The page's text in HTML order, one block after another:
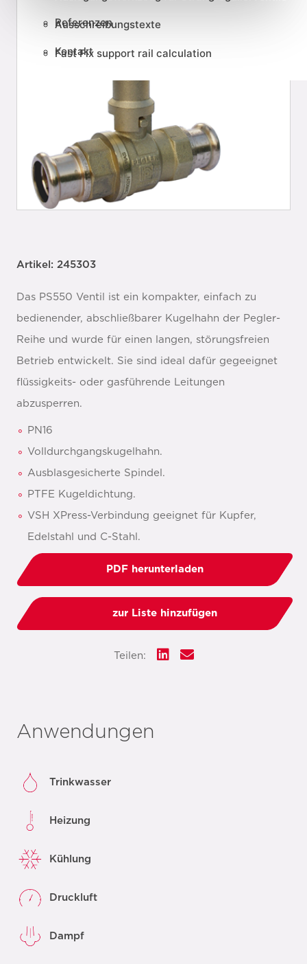
Ausschreibungstexte
Fast Fix support rail calculation
Referenzen
Kontakt
Artikel: 245303
Das PS550 Ventil ist ein kompakter, einfach zu
bedienender, abschließbarer Kugelhahn der Pegler-
Reihe und wurde für einen langen, störungsfreien
Betrieb entwickelt. Sie sind ideal dafür gegeeignet
flüssigkeits- oder gasführende Leitungen
abzusperren.
PN16
Volldurchgangskugelhahn.
Ausblasgesicherte Spindel.
PTFE Kugeldichtung.
VSH XPress-Verbindung geeignet für Kupfer,
Edelstahl und C-Stahl.
PDF herunterladen
zur Liste hinzufügen
Teilen:
Anwendungen
Trinkwasser
Heizung
Kühlung
Druckluft
Dampf